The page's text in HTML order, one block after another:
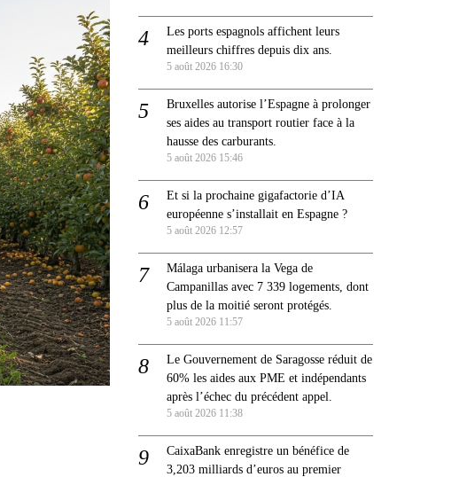
Les ports espagnols affichent leurs
meilleurs chiffres depuis dix ans.
5 août 2026 16:30
Bruxelles autorise l’Espagne à prolonger
ses aides au transport routier face à la
hausse des carburants.
5 août 2026 15:46
Et si la prochaine gigafactorie d’IA
européenne s’installait en Espagne ?
5 août 2026 12:57
Málaga urbanisera la Vega de
Campanillas avec 7 339 logements, dont
plus de la moitié seront protégés.
5 août 2026 11:57
Le Gouvernement de Saragosse réduit de
60% les aides aux PME et indépendants
après l’échec du précédent appel.
5 août 2026 11:38
CaixaBank enregistre un bénéfice de
3,203 milliards d’euros au premier